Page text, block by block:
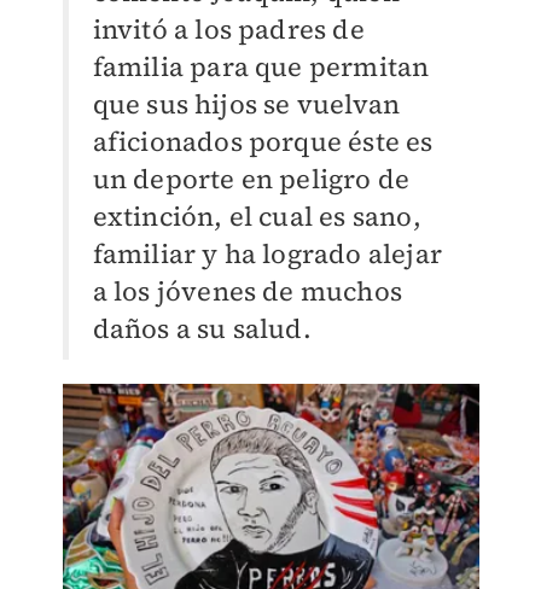
invitó a los padres de
familia para que permitan
que sus hijos se vuelvan
aficionados porque éste es
un deporte en peligro de
extinción, el cual es sano,
familiar y ha logrado alejar
a los jóvenes de muchos
daños a su salud.